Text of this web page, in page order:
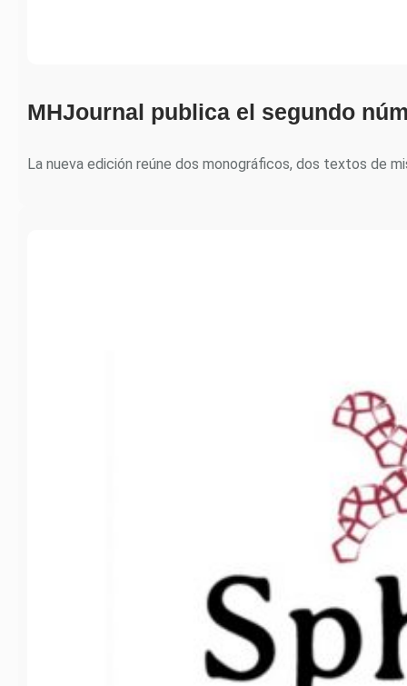
MHJournal publica el segundo
La nueva edición reúne dos monográficos, dos textos de